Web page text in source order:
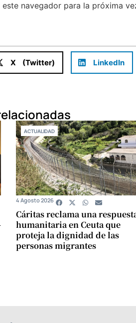
navegador para la próxima
X (Twitter) LinkedIn
ACTUALIDAD
Cáritas reclama una
humanitaria en Ceuta que
proteja la dignidad de las
personas migrantes
4 Agosto 2026